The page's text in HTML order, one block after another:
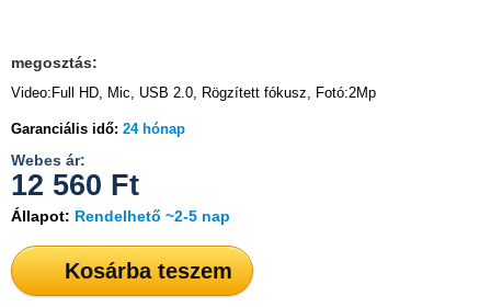
megosztás:
Video:Full HD, Mic, USB 2.0, Rögzített fókusz, Fotó:2Mp
Garanciális idő: 24 hónap
Webes ár:
12 560 Ft
Állapot: Rendelhető ~2-5 nap
Kosárba teszem